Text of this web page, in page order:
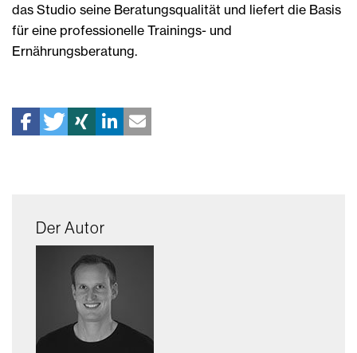
das Studio seine Beratungsqualität und liefert die Basis
für eine professionelle Trainings- und
Ernährungsberatung.
Der Autor